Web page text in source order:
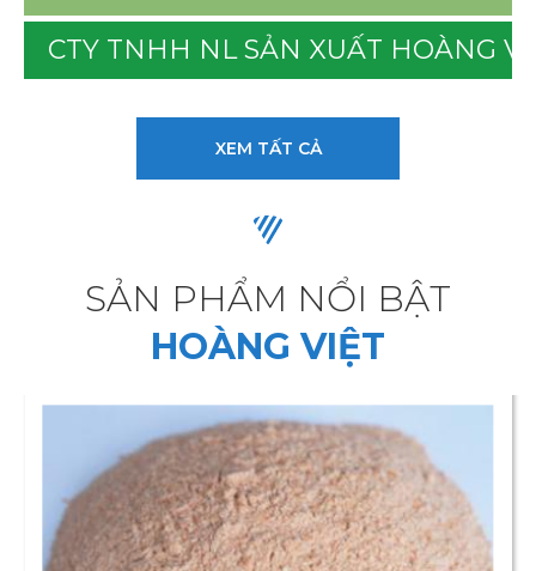
CTY TNHH NL SẢN XUẤT HOÀNG
XEM TẤT CẢ
SẢN PHẨM NỔI BẬT
HOÀNG VIỆT